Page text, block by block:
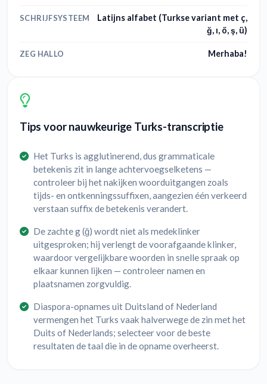
SCHRIJFSYSTEEM
Latijns alfabet (Turkse variant met ç,
ğ, ı, ö, ş, ü)
ZEG HALLO Merhaba!
Tips voor nauwkeurige Turks-transcriptie
Het Turks is agglutinerend, dus grammaticale
betekenis zit in lange achtervoegselketens —
controleer bij het nakijken woorduitgangen zoals
tijds- en ontkenningssuffixen, aangezien één verkeerd
verstaan suffix de betekenis verandert.
De zachte g (ğ) wordt niet als medeklinker
uitgesproken; hij verlengt de voorafgaande klinker,
waardoor vergelijkbare woorden in snelle spraak op
elkaar kunnen lijken — controleer namen en
plaatsnamen zorgvuldig.
Diaspora-opnames uit Duitsland of Nederland
vermengen het Turks vaak halverwege de zin met het
Duits of Nederlands; selecteer voor de beste
resultaten de taal die in de opname overheerst.